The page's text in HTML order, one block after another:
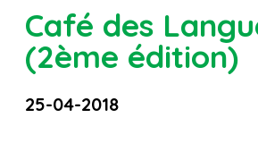
Café des
(2ème édition)
25-04-2018